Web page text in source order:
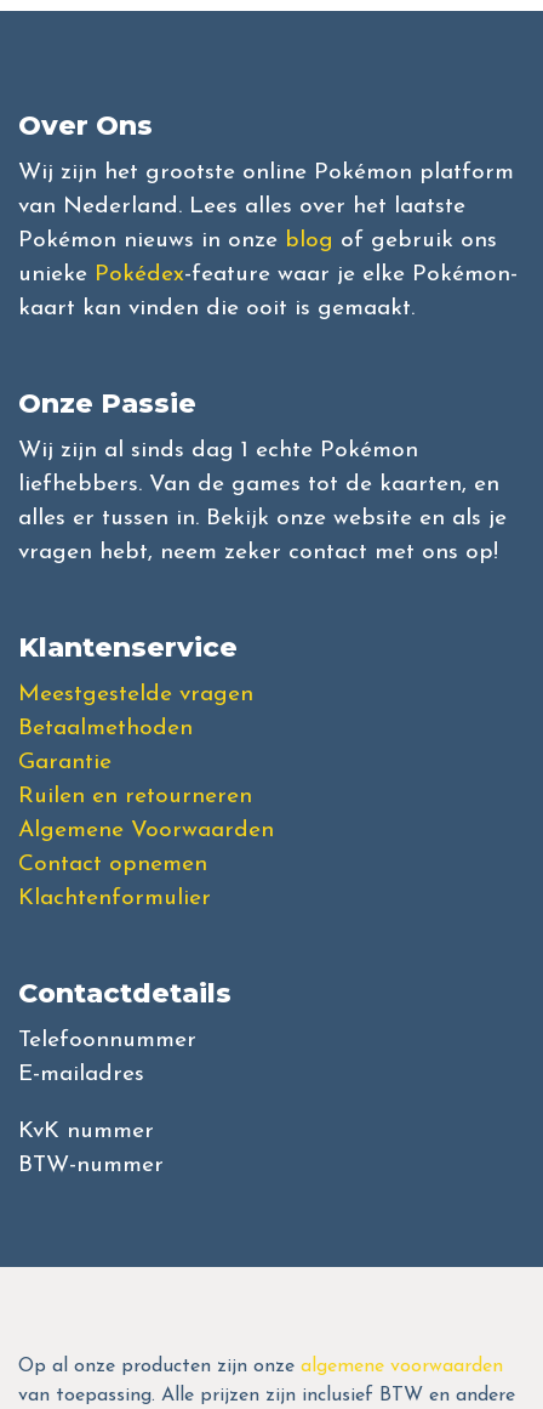
Over Ons
Wij zijn het grootste online Pokémon platform
van Nederland. Lees alles over het laatste
Pokémon nieuws in onze blog of gebruik ons
unieke Pokédex-feature waar je elke Pokémon-
kaart kan vinden die ooit is gemaakt.
Onze Passie
Wij zijn al sinds dag 1 echte Pokémon
liefhebbers. Van de games tot de kaarten, en
alles er tussen in. Bekijk onze website en als je
vragen hebt, neem zeker contact met ons op!
Klantenservice
Meestgestelde vragen
Betaalmethoden
Garantie
Ruilen en retourneren
Algemene Voorwaarden
Contact opnemen
Klachtenformulier
Contactdetails
Telefoonnummer
E-mailadres
KvK nummer
BTW-nummer
Op al onze producten zijn onze algemene voorwaarden
van toepassing. Alle prijzen zijn inclusief BTW en andere